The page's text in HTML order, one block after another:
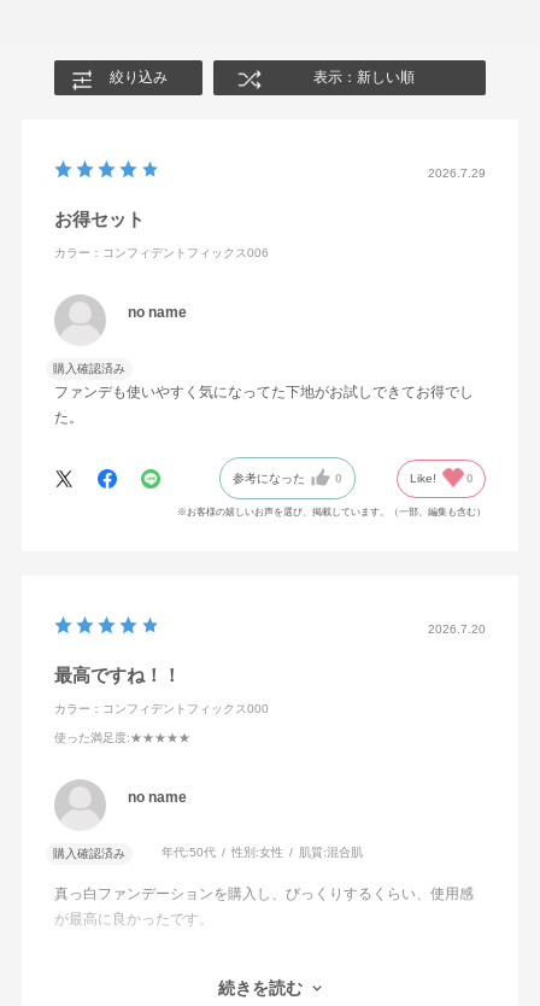
水・メチルトリメチコン・ジメチコン・エタノール・グリ
ン・ジフェニルシロキシフェニルトリメチコン・トリメチ
ルシロキシケイ酸・（ジメチコン／ビニルトリメチルシロ
イヒ酸エチルヘキシル・合成フルオロフロゴパイト・ワセ
リン・シリカ・ラウリルPEG－9ポリジメチルシロキシエ
チルジメチコン・エチルヘキサン酸セチル・BG・アルガニ
サフラワー油・ジパルミチン酸アスコルビル・セージ葉エ
キス・セイヨウハッカ葉エキス・トコフェロール・ナイア
ジステアルジモニウムヘクトライト・スクワラン・ステア
アロイルグルタミン酸2Na・ハイドロゲンジメチコン・パ
ルミチン酸デキストリン・塩化Na・水酸化Al・フェノキシ
エタノール・マイカ・酸化チタン・酸化鉄
絞り込み 表示：新しい順
2026.7.29
お得セット
カラー：コンフィデントフィックス006
no name
購入確認済み
ファンデも使いやすく気になってた下地がお試しできてお得でし
た。
参考になった 0 Like! 0
※お客様の嬉しいお声を選び、掲載しています。（一部、編集も含む）
2026.7.20
最高ですね！！
カラー：コンフィデントフィックス000
使った満足度:★★★★★
no name
購入確認済み 年代:50代 性別:女性 肌質:混合肌
真っ白ファンデーションを購入し、びっくりするくらい、使用感
が最高に良かったです。
で顔全体に使えるので、薄付なのに肌にだんだんなじんでいく色
続きを読む